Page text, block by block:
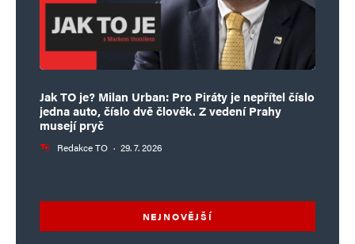
Jak TO je? Milan Urban: Pro Piráty je nepřítel číslo
jedna auto, číslo dvě člověk. Z vedení Prahy
musejí pryč
Redakce TO · 29. 7. 2026
NEJNOVĚJŠÍ